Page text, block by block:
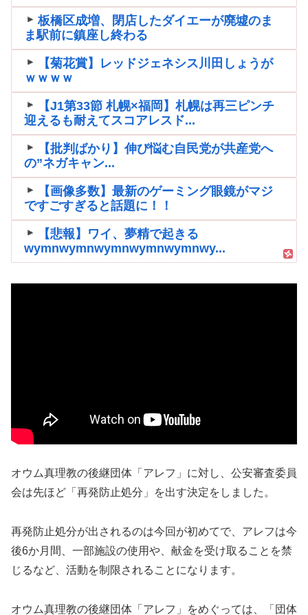
板橋区成増、閉店したダイエーが廃墟のま
ま駅前に鎮座し終わる
【菊花賞】レッドジェネシス川田しょうが
ｗｗｗｗ
【J1第33節 札幌×福岡】札幌は再三ピンチ
迎えるも耐えてスコアレスド...
【批判ばかり】伸び悩む自民党が共産党へ
の”ネガキャン...
【画像多数】最新のゲーミング眼鏡がマジ
ですごすぎると話題に！！
【悲報】ワイ、夢精で起きる
wymnwymnwymnwymnwymnwy...
オウム真理教の後継団体「アレフ」に対し、公安審査委員
会は先ほど「再発防止処分」を出す決定をしました。
再発防止処分が出されるのは今回が初めてで、アレフは今
後6か月間、一部施設の使用や、献金を受け取ることを禁
じるなど、活動を制限されることになります。
オウム真理教の後継団体「アレフ」をめぐっては、「団体